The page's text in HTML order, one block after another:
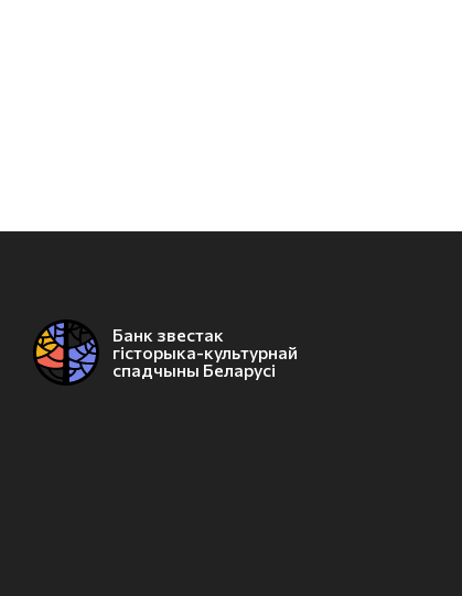
Банк звестак
гісторыка-культурнай
спадчыны Беларусі